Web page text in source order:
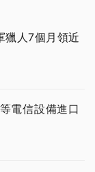
獵人7個月領近
電信設備進口